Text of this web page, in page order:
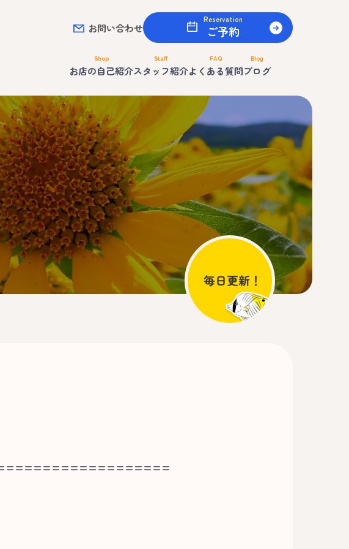
お問い合わせ
Reservation
ご予約
Shop
お店の自己紹介
Staff
スタッフ紹介
FAQ
よくある質問
Blog
ブログ